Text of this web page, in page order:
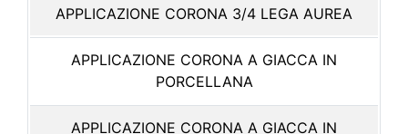
APPLICAZIONE CORONA 3/4 LEGA AUREA
APPLICAZIONE CORONA A GIACCA IN
PORCELLANA
APPLICAZIONE CORONA A GIACCA IN